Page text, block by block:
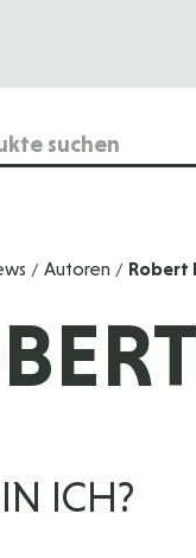
/ Autoren / Robert
ICH?